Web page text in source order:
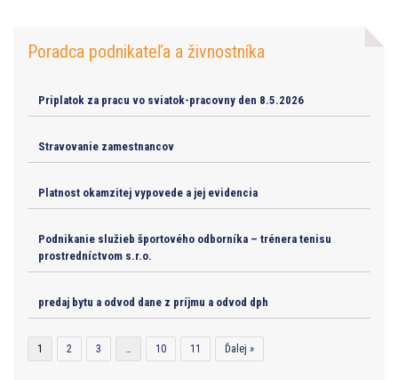
Poradca podnikateľa a živnostníka
Priplatok za pracu vo sviatok-pracovny den 8.5.2026
Stravovanie zamestnancov
Platnost okamzitej vypovede a jej evidencia
Podnikanie služieb športového odborníka – trénera tenisu
prostredníctvom s.r.o.
predaj bytu a odvod dane z príjmu a odvod dph
1 2 3 … 10 11 Ďalej »